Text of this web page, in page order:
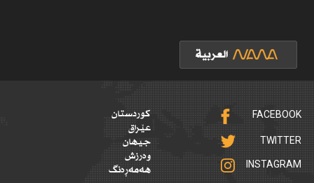
FACEBOOK
TWITTER
INSTAGRAM
کوردستان
عێراق
جیهان
وەرزش
هەمەڕەنگ